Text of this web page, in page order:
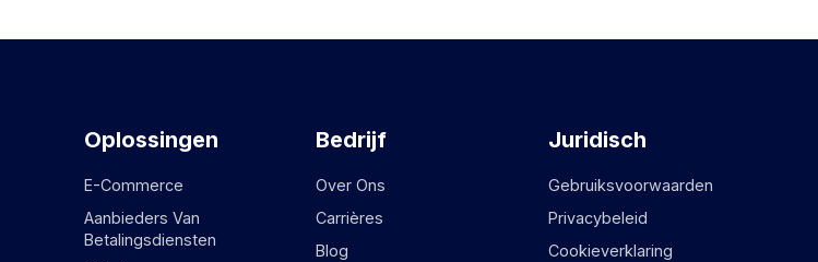
Oplossingen
E-Commerce
Aanbieders Van
Betalingsdiensten
Bedrijf
Over Ons
Carrières
Blog
Juridisch
Gebruiksvoorwaarden
Privacybeleid
Cookieverklaring